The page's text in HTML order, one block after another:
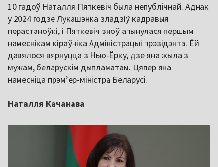
10 гадоў Наталля Пяткевіч была непублічнай. Аднак
у 2024 годзе Лукашэнка зладзіў кадравыя
перастаноўкі, і Пяткевіч зноў апынулася першым
намеснікам кіраўніка Адміністрацыі прэзідэнта. Ёй
давялося вярнуцца з Нью-Ёрку, дзе яна жыла з
мужам, беларускім дыпламатам. Цяпер яна
намесніца прэмʼер-міністра Беларусі.
Наталля Качанава